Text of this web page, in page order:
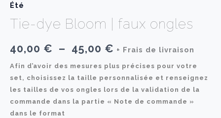
Été
Tie-dye Bloom | faux ongles
40,00 € – 45,00 € Plage
de
prix :
40,00 €
+ Frais de livraison
Afin d’avoir des mesures plus précises pour votre
set, choisissez la taille personnalisée et renseignez
les tailles de vos ongles lors de la validation de la
commande dans la partie « Note de commande »
dans le format